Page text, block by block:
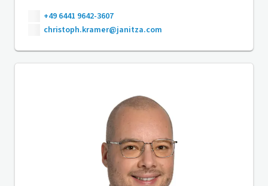
+49 6441 9642-3607
christoph.kramer@janitza.com